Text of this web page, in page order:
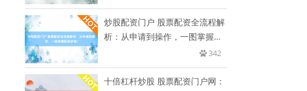
炒股配资门户 股票配资全流程解
析：从申请到操作，一图掌握配
342
十倍杠杆炒股 股票配资门户网：